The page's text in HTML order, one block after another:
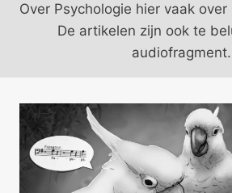
Over Psychologie hier vaak
De artikelen zijn ook te
audiofragment.